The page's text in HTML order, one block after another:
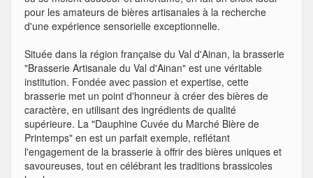
pour les amateurs de bières artisanales à la recherche
d'une expérience sensorielle exceptionnelle.
Située dans la région française du Val d'Ainan, la brasserie
"Brasserie Artisanale du Val d'Ainan" est une véritable
institution. Fondée avec passion et expertise, cette
brasserie met un point d'honneur à créer des bières de
caractère, en utilisant des ingrédients de qualité
supérieure. La "Dauphine Cuvée du Marché Bière de
Printemps" en est un parfait exemple, reflétant
l'engagement de la brasserie à offrir des bières uniques et
savoureuses, tout en célébrant les traditions brassicoles